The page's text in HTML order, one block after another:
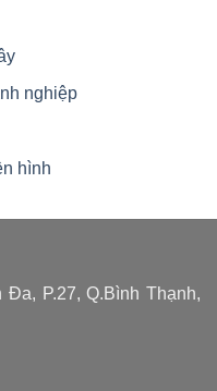
nghiệp
hình
P.27, Q.Bình Thạnh,